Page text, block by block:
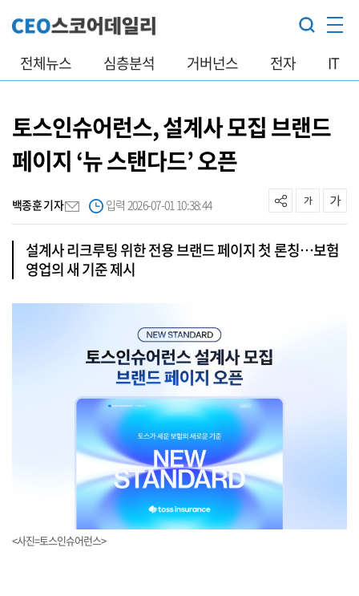
전체뉴스 심층분석 거버넌스 전자 IT
토스인슈어런스, 설계사 모집 브랜드
페이지 ‘뉴 스탠다드’ 오픈
백종훈 기자 입력 2026-07-01 10:38:44
설계사 리크루팅 위한 전용 브랜드 페이지 첫 론칭…보험
영업의 새 기준 제시
<사진=토스인슈어런스>